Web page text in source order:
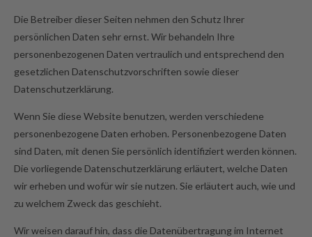
Die Betreiber dieser Seiten nehmen den Schutz Ihrer
persönlichen Daten sehr ernst. Wir behandeln Ihre
personenbezogenen Daten vertraulich und entsprechend den
gesetzlichen Datenschutzvorschriften sowie dieser
Datenschutzerklärung.
Wenn Sie diese Website benutzen, werden verschiedene
personenbezogene Daten erhoben. Personenbezogene Daten
sind Daten, mit denen Sie persönlich identifiziert werden können.
Die vorliegende Datenschutzerklärung erläutert, welche Daten
wir erheben und wofür wir sie nutzen. Sie erläutert auch, wie und
zu welchem Zweck das geschieht.
Wir weisen darauf hin, dass die Datenübertragung im Internet